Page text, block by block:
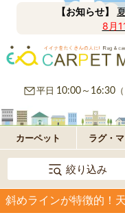
【お知らせ】
8月
平日 10:00～16:30
カーペット ラグ・
絞り込み
斜めラインが特徴的！